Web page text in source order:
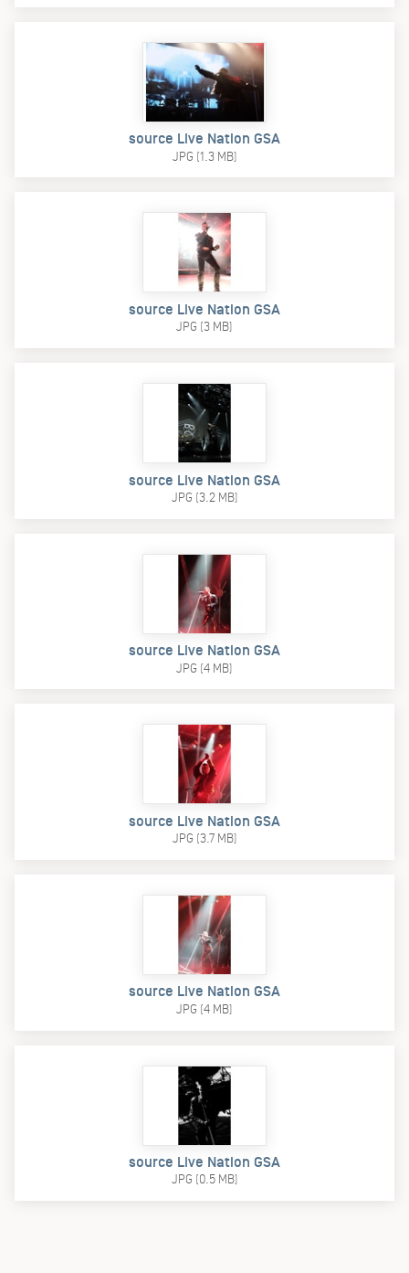
source Live Nation GSA
JPG (1.3 MB)
source Live Nation GSA
JPG (3 MB)
source Live Nation GSA
JPG (3.2 MB)
source Live Nation GSA
JPG (4 MB)
source Live Nation GSA
JPG (3.7 MB)
source Live Nation GSA
JPG (4 MB)
source Live Nation GSA
JPG (0.5 MB)